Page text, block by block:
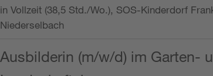
in Vollzeit (38,5 Std./Wo.), SOS-Kinderdorf
Niederselbach
Ausbilderin (m/w/d) im Garten-